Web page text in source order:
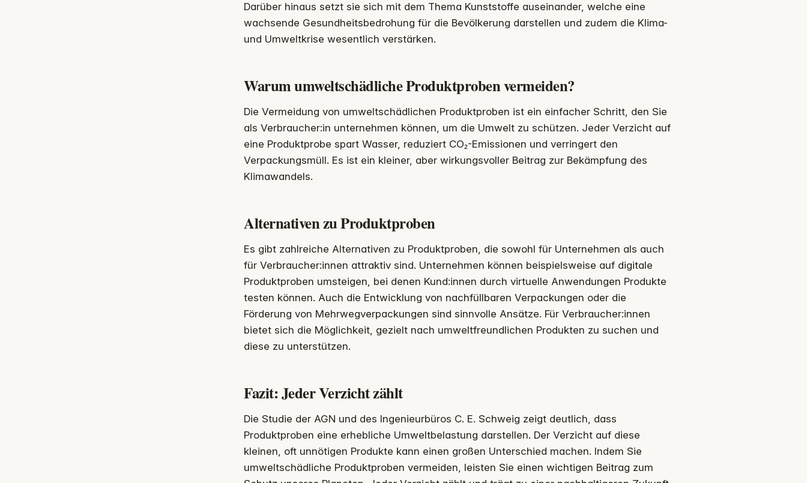
Darüber hinaus setzt sie sich mit dem Thema Kunststoffe auseinander, welche eine
wachsende Gesundheitsbedrohung für die Bevölkerung darstellen und zudem die Klima-
und Umweltkrise wesentlich verstärken.
Warum umweltschädliche Produktproben vermeiden?
Die Vermeidung von umweltschädlichen Produktproben ist ein einfacher Schritt, den Sie
als Verbraucher:in unternehmen können, um die Umwelt zu schützen. Jeder Verzicht auf
eine Produktprobe spart Wasser, reduziert CO₂-Emissionen und verringert den
Verpackungsmüll. Es ist ein kleiner, aber wirkungsvoller Beitrag zur Bekämpfung des
Klimawandels.
Alternativen zu Produktproben
Es gibt zahlreiche Alternativen zu Produktproben, die sowohl für Unternehmen als auch
für Verbraucher:innen attraktiv sind. Unternehmen können beispielsweise auf digitale
Produktproben umsteigen, bei denen Kund:innen durch virtuelle Anwendungen Produkte
testen können. Auch die Entwicklung von nachfüllbaren Verpackungen oder die
Förderung von Mehrwegverpackungen sind sinnvolle Ansätze. Für Verbraucher:innen
bietet sich die Möglichkeit, gezielt nach umweltfreundlichen Produkten zu suchen und
diese zu unterstützen.
Fazit: Jeder Verzicht zählt
Die Studie der AGN und des Ingenieurbüros C. E. Schweig zeigt deutlich, dass
Produktproben eine erhebliche Umweltbelastung darstellen. Der Verzicht auf diese
kleinen, oft unnötigen Produkte kann einen großen Unterschied machen. Indem Sie
umweltschädliche Produktproben vermeiden, leisten Sie einen wichtigen Beitrag zum